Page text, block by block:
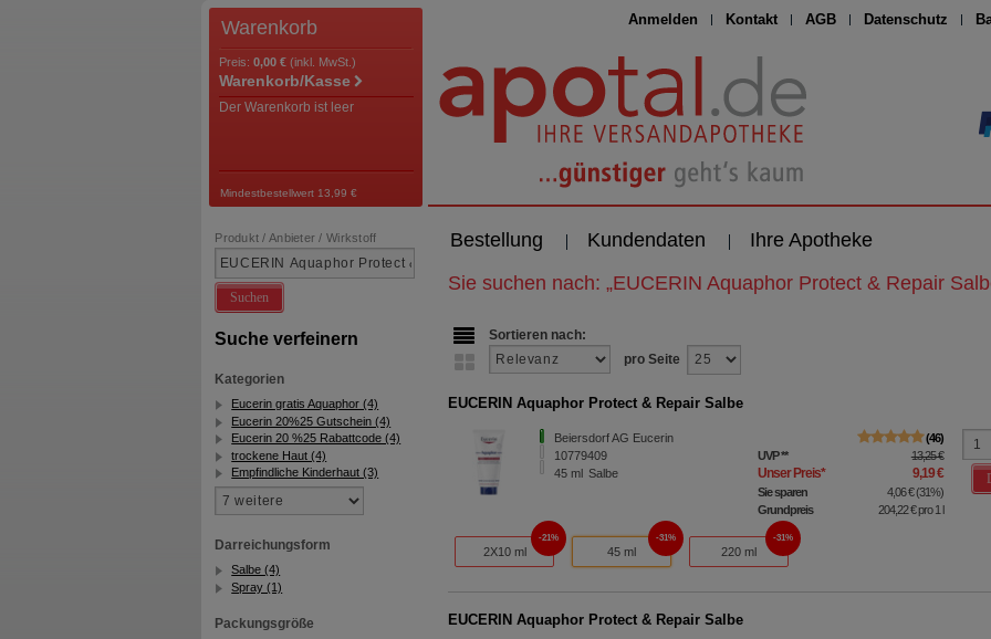
Anmelden Kontakt AGB Datenschutz
Warenkorb
Preis: 0,00 € (inkl. MwSt.)
Warenkorb/Kasse
Der Warenkorb ist leer
Mindestbestellwert 13,99 €
Bestellung Kundendaten Ihre Apotheke
Produkt / Anbieter / Wirkstoff
Suchen
Suche verfeinern
Kategorien
Eucerin gratis Aquaphor (4)
Eucerin 20%25 Gutschein (4)
Eucerin 20 %25 Rabattcode (4)
trockene Haut (4)
Empfindliche Kinderhaut (3)
Darreichungsform
Salbe (4)
Spray (1)
Packungsgröße
Sie suchen nach: „EUCERIN Aquaphor Protect & Repair
Sortieren nach:
pro Seite
EUCERIN Aquaphor Protect & Repair Salbe
Beiersdorf AG Eucerin
10779409
45 ml Salbe
46
UVP** 13,25 €
Unser Preis* 9,19 €
Sie sparen 4,06 €(31%)
Grundpreis
204,22 €pro 1 l
2X10 ml
21%
45 ml
31%
220 ml
31%
EUCERIN Aquaphor Protect & Repair Salbe